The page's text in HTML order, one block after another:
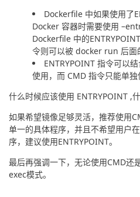
Dockerfile 中如果使用了
Docker 容器时需要使用
Dockerfile 中的
令则可以被 docker run 后面
ENTRYPOINT 指令可以
使用，而 CMD 指令只能单独
什么时候应该使用 ENTRYPOINT ,
如果希望镜像足够灵活，推荐使用
单一的具体程序，并且不希望用户
序，建议使用ENTRYPOINT。
最后再强调一下，无论使用CMD还
exec模式。